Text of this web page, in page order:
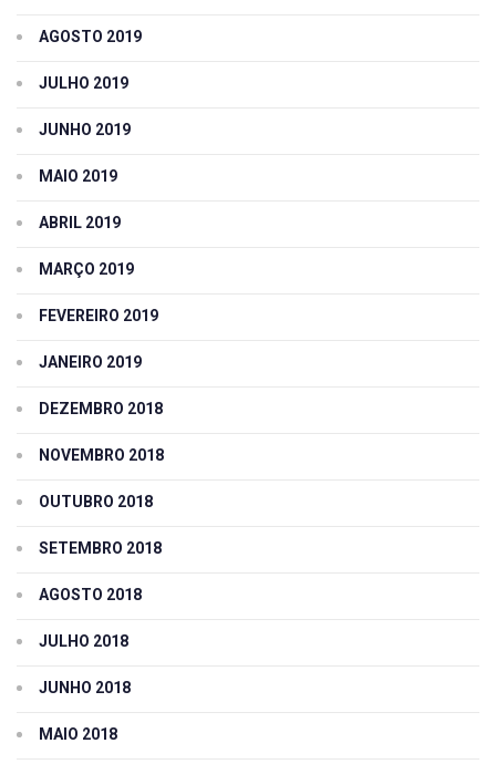
AGOSTO 2019
JULHO 2019
JUNHO 2019
MAIO 2019
ABRIL 2019
MARÇO 2019
FEVEREIRO 2019
JANEIRO 2019
DEZEMBRO 2018
NOVEMBRO 2018
OUTUBRO 2018
SETEMBRO 2018
AGOSTO 2018
JULHO 2018
JUNHO 2018
MAIO 2018